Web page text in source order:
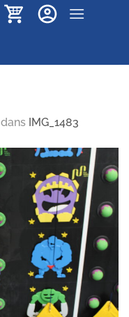
dans IMG_1483